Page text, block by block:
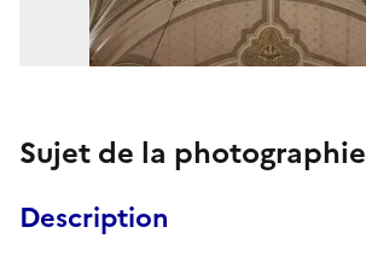
Sujet de la photographie
Description